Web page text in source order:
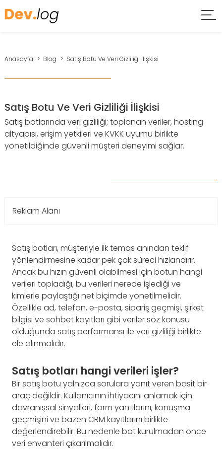
Anasayfa Blog Satış Botu Ve Veri Gizliliği İlişkisi
Satış Botu Ve Veri Gizliliği İlişkisi
Satış botlarında veri gizliliği; toplanan veriler, hosting
altyapısı, erişim yetkileri ve KVKK uyumu birlikte
yönetildiğinde güvenli müşteri deneyimi sağlar.
Reklam Alanı
Satış botları, müşteriyle ilk temas anından teklif
yönlendirmesine kadar pek çok süreci hızlandırır.
Ancak bu hızın güvenli olabilmesi için botun hangi
verileri topladığı, bu verileri nerede işlediği ve
kimlerle paylaştığı net biçimde yönetilmelidir.
Özellikle ad, telefon, e-posta, sipariş geçmişi, şirket
bilgisi ve sohbet kayıtları gibi veriler söz konusu
olduğunda satış performansı ile veri gizliliği birlikte
ele alınmalıdır.
Satış botları hangi verileri işler?
Bir satış botu yalnızca sorulara yanıt veren basit bir
araç değildir. Kullanıcının ihtiyacını anlamak için
davranışsal sinyalleri, form yanıtlarını, konuşma
geçmişini ve bazen CRM kayıtlarını birlikte
değerlendirebilir. Bu nedenle bot kurulmadan önce
veri envanteri çıkarılmalıdır.